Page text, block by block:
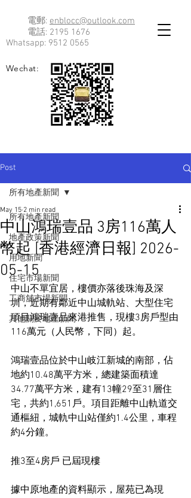
電郵: enblocc@outlook.com
電話: 2195 1676
Whatsapp: 9512 0565
Wechat:
Post
所有地產新聞
地產政策新聞
用地新聞
住宅市場新聞
工商舖市場新聞
其他關於地產新聞
所有地產新聞
中山鴻瑞壹品 3房116萬人
幣起 [香港經濟日報] 2026-
05-15
May 15 2 min read
中山不單宜居，樓價亦落後珠海及深
圳，近期有鄰近中山城軌站、大型住宅
項目鴻瑞壹品來港推售，現樓3房戶型由
116萬元（人民幣，下同）起。
鴻瑞壹品位於中山岐江新城的南部，佔
地約10.48萬平方米，總建築面積達
34.77萬平方米，建有13幢29至31層住
宅，共約1,651戶。項目距離中山軌道交
通樞紐，城軌中山站僅約1.4公里，車程
約4分鐘。
推3至4房戶 已屆現樓
據中原地產的資料顯示，屋苑已為現